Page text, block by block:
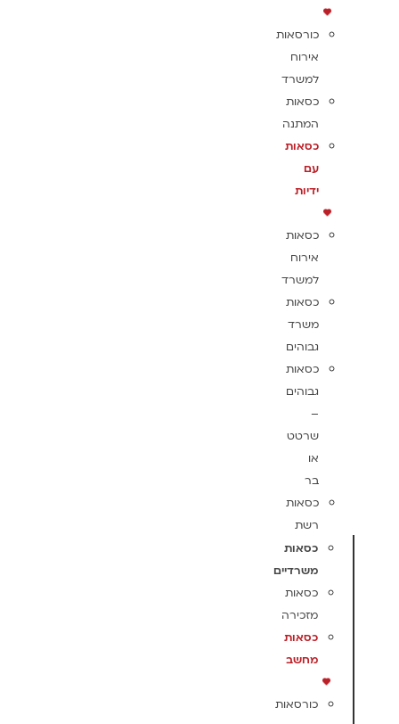
כורסאות
אירוח
למשרד
כסאות
המתנה
כסאות
עם
ידיות
כסאות
אירוח
למשרד
כסאות
משרד
גבוהים
כסאות
גבוהים
–
שרטט
או
בר
כסאות
רשת
כסאות
משרדיים
כסאות
מזכירה
כסאות
מחשב
כורסאות